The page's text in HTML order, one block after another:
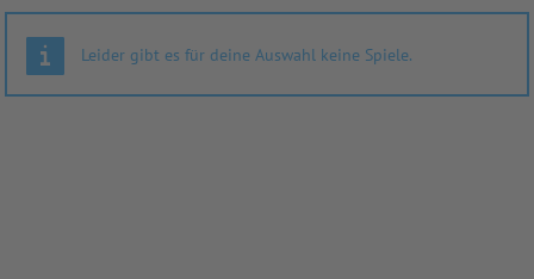
Leider gibt es für deine Auswahl keine Spiele.